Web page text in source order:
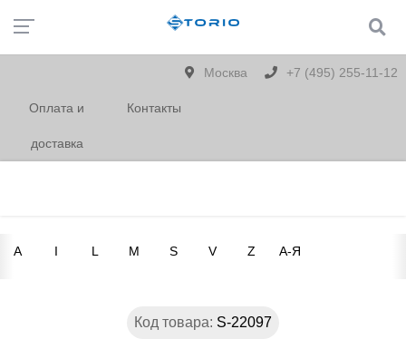
Москва +7 (495) 255-11-12
Оплата и
доставка
Контакты
A I L M S V Z А-Я
Код товара: S-22097